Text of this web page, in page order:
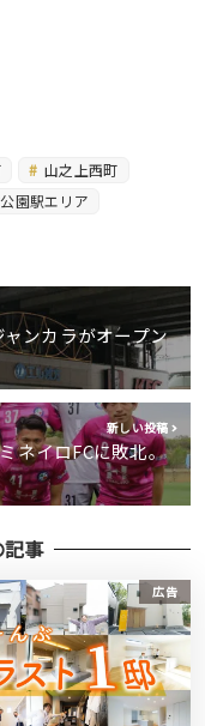
山之上西町
園駅エリア
ンカラがオープン
新しい投稿
ネイロFCに敗北。
事
広告